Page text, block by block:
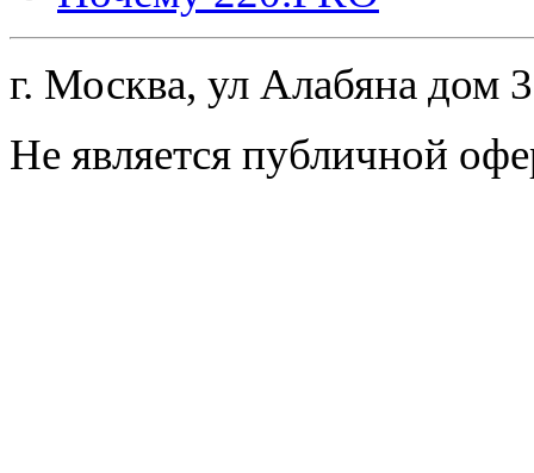
г. Москва, ул Алабяна дом
Не является публичной